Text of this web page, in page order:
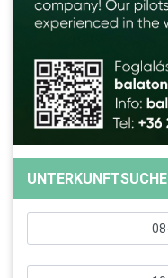
UNTERKUNFTSUCHE